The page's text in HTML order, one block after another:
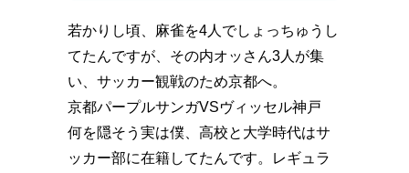
若かりし頃、麻雀を4人でしょっちゅうし
てたんですが、その内オッさん3人が集
い、サッカー観戦のため京都へ。
京都パープルサンガVSヴィッセル神戸
何を隠そう実は僕、高校と大学時代はサ
ッカー部に在籍してたんです。レギュラ